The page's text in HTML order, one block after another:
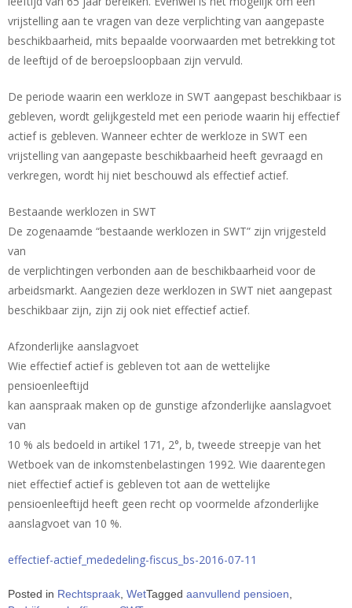
vrijstelling aan te vragen van deze verplichting van aangepaste
beschikbaarheid, mits bepaalde voorwaarden met betrekking tot
de leeftijd of de beroepsloopbaan zijn vervuld.
De periode waarin een werkloze in SWT aangepast beschikbaar is
gebleven, wordt gelijkgesteld met een periode waarin hij effectief
actief is gebleven. Wanneer echter de werkloze in SWT een
vrijstelling van aangepaste beschikbaarheid heeft gevraagd en
verkregen, wordt hij niet beschouwd als effectief actief.
Bestaande werklozen in SWT
De zogenaamde “bestaande werklozen in SWT” zijn vrijgesteld
van
de verplichtingen verbonden aan de beschikbaarheid voor de
arbeidsmarkt. Aangezien deze werklozen in SWT niet aangepast
beschikbaar zijn, zijn zij ook niet effectief actief.
Afzonderlijke aanslagvoet
Wie effectief actief is gebleven tot aan de wettelijke
pensioenleeftijd
kan aanspraak maken op de gunstige afzonderlijke aanslagvoet
van
10 % als bedoeld in artikel 171, 2°, b, tweede streepje van het
Wetboek van de inkomstenbelastingen 1992. Wie daarentegen
niet effectief actief is gebleven tot aan de wettelijke
pensioenleeftijd heeft geen recht op voormelde afzonderlijke
aanslagvoet van 10 %.
effectief-actief_mededeling-fiscus_bs-2016-07-11
Posted in Rechtspraak WetTagged aanvullend pensioen